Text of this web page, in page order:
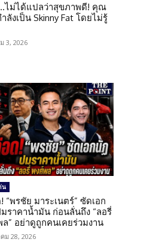
ไม่ได้แปลว่าสุขภาพดี! คุณ
ลังเป็น Skinny Fat โดยไม่รู้
3, 2026
น
“พรชัย มาระเนตร์” ซัดเอก
ราคาน้ำมัน ก่อนลั่นถึง “ลอรี่
” อย่าดูถูกคนเคยร่วมงาน
ม 28, 2026